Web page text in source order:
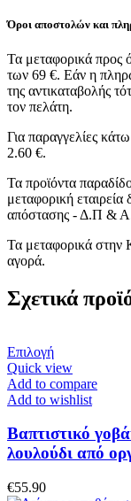
Όροι αποστολών και
Τα μεταφορικά προς
των 69 €. Εάν η
της αντικαταβολής
τον πελάτη.
Για παραγγελίες
2.60 €.
Τα προϊόντα
μεταφορική εταιρεία
απόστασης - Δ.Π &
Τα μεταφορικά στην
αγορά.
Σχετικά
ΕπιλογήΑυτό
το
προϊόν
έχει
παραλλαγές.
Οι
επιλογές
Quick view
Add to compare
Add to wishlist
Βαπτιστικό
λουλούδι από
€55.90